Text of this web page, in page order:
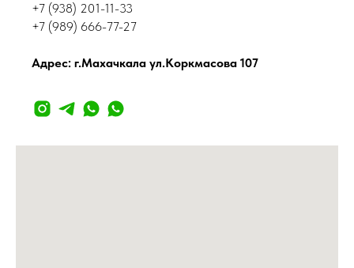
+7 (938) 201-11-33
+7 (989) 666-77-27
Адрес: г.Махачкала ул.Коркмасова 107